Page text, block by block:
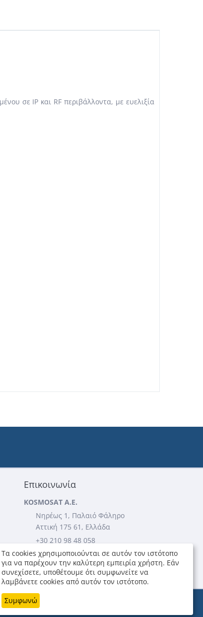
σε IP και RF περιβάλλοντα, με ευελιξία
Επικοινωνία
KOSMOSAT A.E.
Νηρέως 1, Παλαιό Φάληρο
Αττική 175 61, Ελλάδα
+30 210 98 48 058
+30 210 98 49 705
...περισσότερες πληροφορίες
Τα cookies χρησιμοποιούνται σε αυτόν τον ιστότοπο
για να παρέχουν την καλύτερη εμπειρία χρήστη. Εάν
συνεχίσετε, υποθέτουμε ότι συμφωνείτε να
λαμβάνετε cookies από αυτόν τον ιστότοπο.
Συμφωνώ